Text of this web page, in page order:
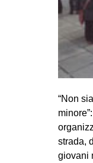
“Non
strada,
giovani